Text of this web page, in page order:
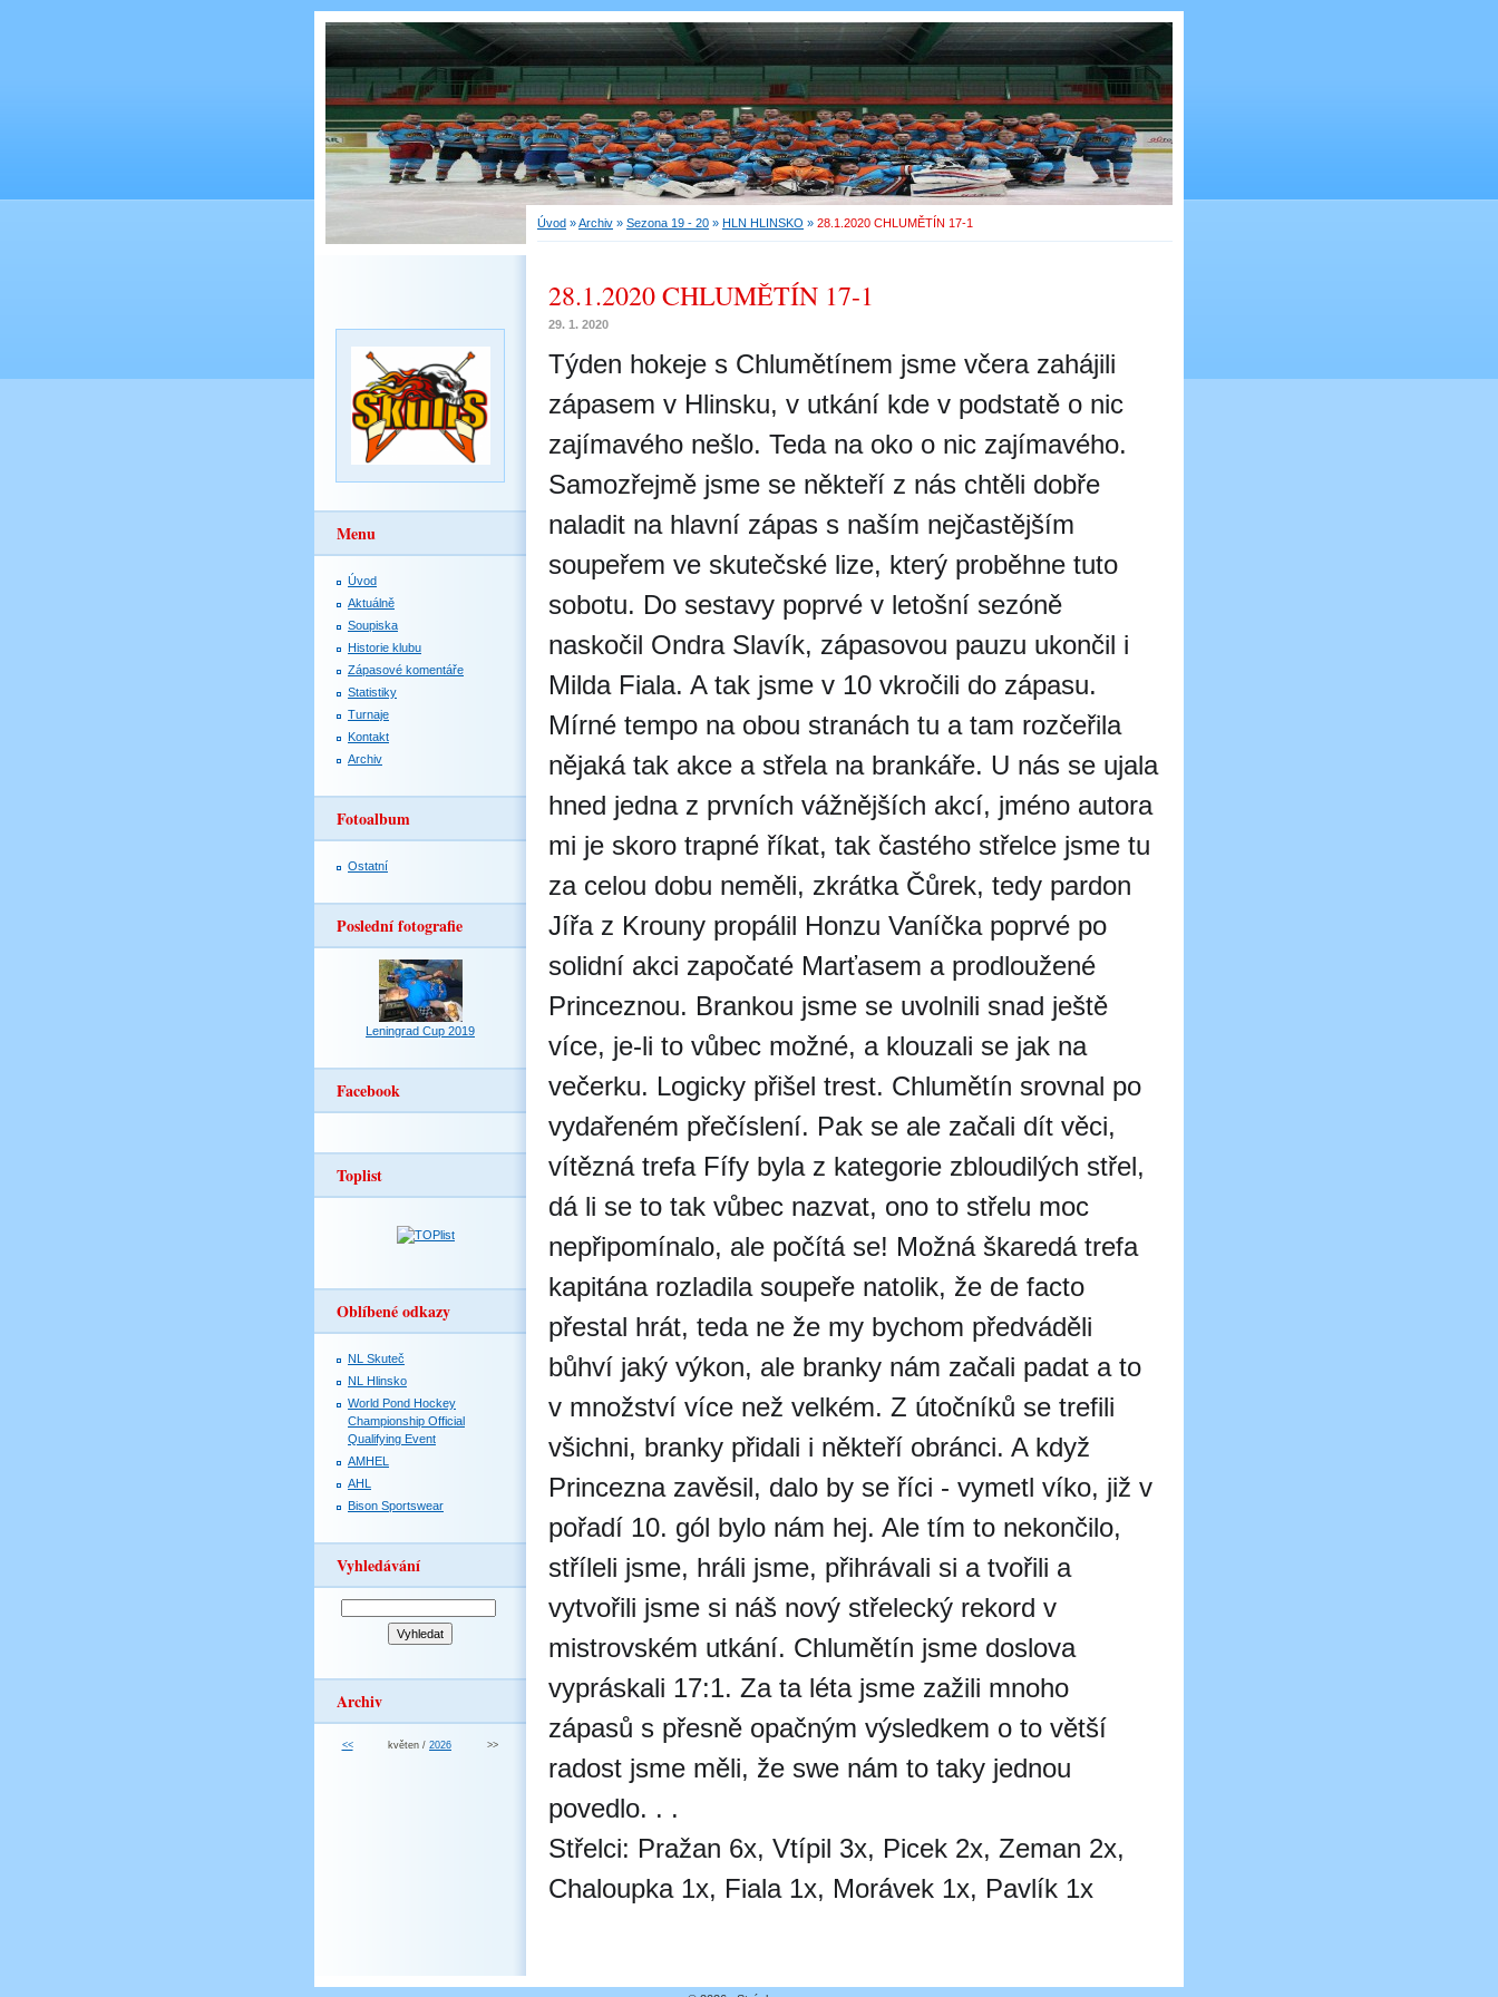
Úvod »Archiv » Sezona 19 - 20 » HLN HLINSKO » 28.1.2020 CHLUMĚTÍN 17-1
28.1.2020 CHLUMĚTÍN 17-1
29. 1. 2020
Týden hokeje s Chlumětínem jsme včera zahájili
zápasem v Hlinsku, v utkání kde v podstatě o nic
zajímavého nešlo. Teda na oko o nic zajímavého.
Samozřejmě jsme se někteří z nás chtěli dobře
naladit na hlavní zápas s naším nejčastějším
soupeřem ve skutečské lize, který proběhne tuto
sobotu. Do sestavy poprvé v letošní sezóně
naskočil Ondra Slavík, zápasovou pauzu ukončil i
Milda Fiala. A tak jsme v 10 vkročili do zápasu.
Mírné tempo na obou stranách tu a tam rozčeřila
nějaká tak akce a střela na brankáře. U nás se ujala
hned jedna z prvních vážnějších akcí, jméno autora
mi je skoro trapné říkat, tak častého střelce jsme tu
za celou dobu neměli, zkrátka Čůrek, tedy pardon
Jířa z Krouny propálil Honzu Vaníčka poprvé po
solidní akci započaté Marťasem a prodloužené
Princeznou. Brankou jsme se uvolnili snad ještě
více, je-li to vůbec možné, a klouzali se jak na
večerku. Logicky přišel trest. Chlumětín srovnal po
vydařeném přečíslení. Pak se ale začali dít věci,
vítězná trefa Fífy byla z kategorie zbloudilých střel,
dá li se to tak vůbec nazvat, ono to střelu moc
nepřipomínalo, ale počítá se! Možná škaredá trefa
kapitána rozladila soupeře natolik, že de facto
přestal hrát, teda ne že my bychom předváděli
bůhví jaký výkon, ale branky nám začali padat a to
v množství více než velkém. Z útočníků se trefili
všichni, branky přidali i někteří obránci. A když
Princezna zavěsil, dalo by se říci - vymetl víko, již v
pořadí 10. gól bylo nám hej. Ale tím to nekončilo,
stříleli jsme, hráli jsme, přihrávali si a tvořili a
vytvořili jsme si náš nový střelecký rekord v
mistrovském utkání. Chlumětín jsme doslova
vypráskali 17:1. Za ta léta jsme zažili mnoho
zápasů s přesně opačným výsledkem o to větší
radost jsme měli, že swe nám to taky jednou
povedlo. . .
Střelci: Pražan 6x, Vtípil 3x, Picek 2x, Zeman 2x,
Chaloupka 1x, Fiala 1x, Morávek 1x, Pavlík 1x
Menu
Úvod
Aktuálně
Soupiska
Historie klubu
Zápasové komentáře
Statistiky
Turnaje
Kontakt
Archiv
Fotoalbum
Ostatní
Poslední fotografie
Leningrad Cup 2019
Facebook
Toplist
Oblíbené odkazy
NL Skuteč
NL Hlinsko
World Pond Hockey
Championship Official
Qualifying Event
AMHEL
AHL
Bison Sportswear
Vyhledávání
Archiv
<< květen / 2026 >>